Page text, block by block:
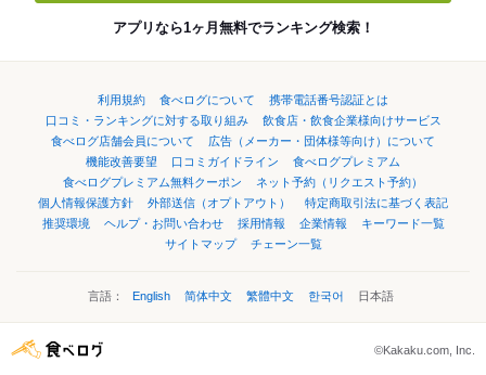
アプリなら1ヶ月無料でランキング検索！
利用規約 食べログについて
携帯電話番号認証とは
口コミ・ランキングに対する取り組み
飲食店・飲食企業様向けサービス
食べログ店舗会員について
広告（メーカー・団体様等向け）について
機能改善要望
口コミガイドライン
食べログプレミアム
食べログプレミアム無料クーポン
ネット予約（リクエスト予約）
個人情報保護方針
外部送信（オプトアウト）
特定商取引法に基づく表記
推奨環境
ヘルプ・お問い合わせ 採用情報 企業情報
キーワード一覧
サイトマップ
チェーン一覧
言語： English 简体中文 繁體中文 한국어 日本語
©Kakaku.com, Inc.